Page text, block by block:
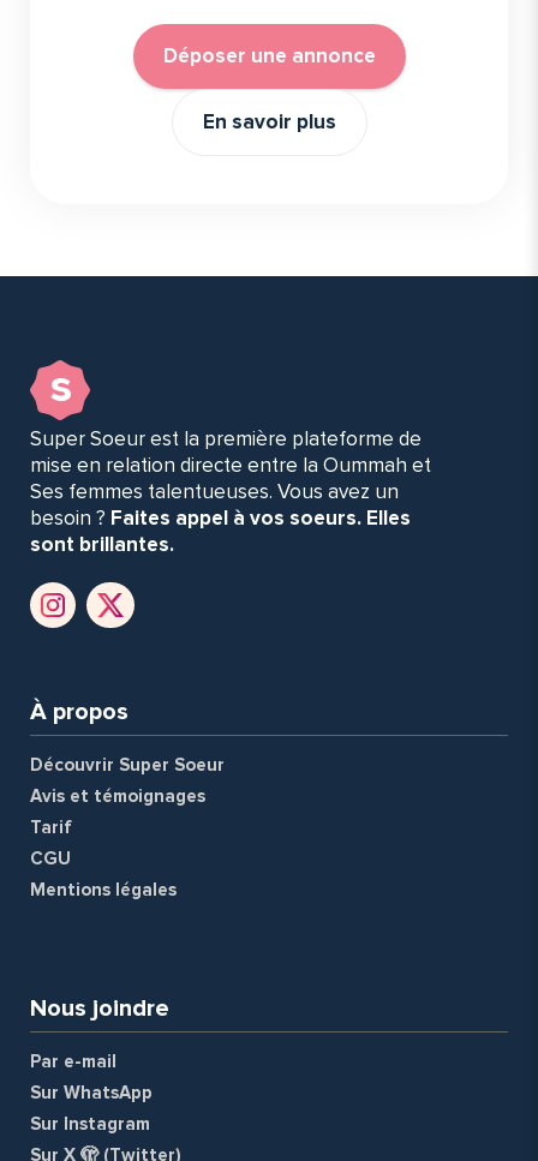
Déposer une annonce
En savoir plus
s
Super Soeur est la première plateforme de
mise en relation directe entre la Oummah et
Ses femmes talentueuses. Vous avez un
besoin ? Faites appel à vos soeurs. Elles
sont brillantes.
À propos
Découvrir Super Soeur
Avis et témoignages
Tarif
CGU
Mentions légales
Nous joindre
Par e-mail
Sur WhatsApp
Sur Instagram
Sur X 🫣 (Twitter)